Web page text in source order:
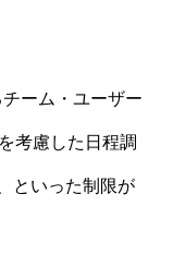
ーム・ユーザー
考慮した日程調
といった制限が